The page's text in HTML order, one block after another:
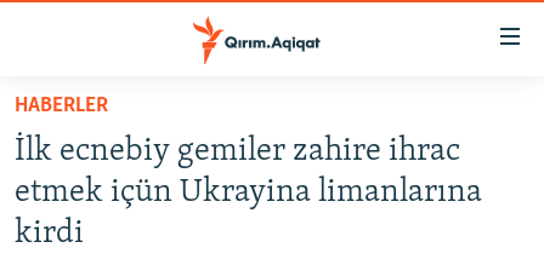
Esas
mündericege
qaytmaq
Baş
navigatsiyağa
qaytmaq
HABERLER
SİYASET
İQTİSADİYAT
HABERLER
İlk ecnebiy gemiler zahire ihrac
etmek içün Ukrayina limanlarına
kirdi